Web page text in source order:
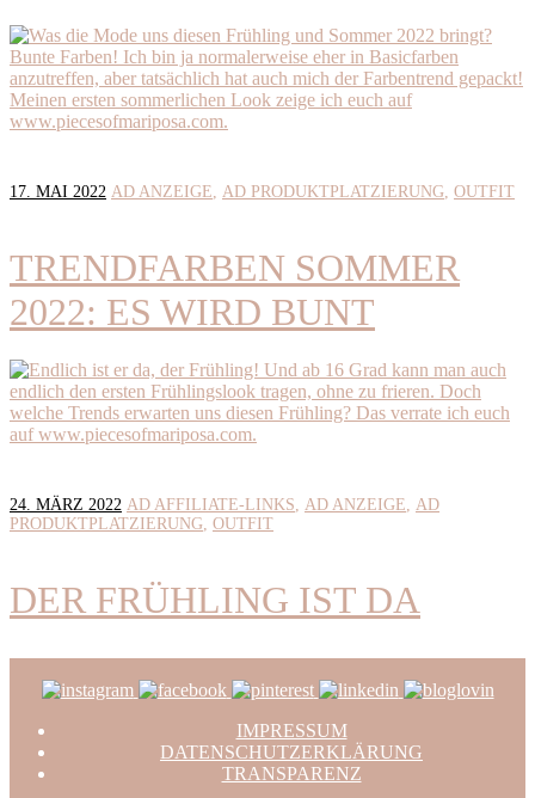
17. MAI 2022 AD ANZEIGE AD PRODUKTPLATZIERUNG OUTFIT
TRENDFARBEN SOMMER
2022: ES WIRD BUNT
24. MÄRZ 2022 AD AFFILIATE-LINKS AD ANZEIGE AD
PRODUKTPLATZIERUNG OUTFIT
DER FRÜHLING IST DA
IMPRESSUM
DATENSCHUTZERKLÄRUNG
TRANSPARENZ